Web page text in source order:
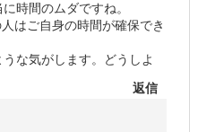
時間のムダですね。
はご自身の時間が確保でき
な気がします。どうしよ
返信